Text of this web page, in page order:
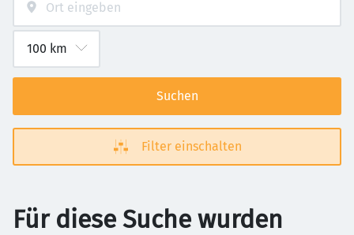
Suchen
Filter einschalten
Für diese Suche wurden